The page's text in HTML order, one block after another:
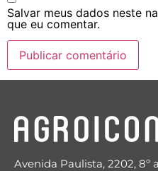
Salvar meus dados neste
que eu comentar.
Avenida Paulista, 2202, 8º